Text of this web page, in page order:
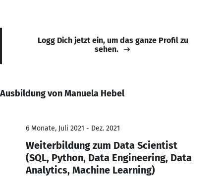
Logg Dich jetzt ein, um das ganze Profil zu
sehen.
Ausbildung von Manuela Hebel
6 Monate, Juli 2021 - Dez. 2021
Weiterbildung zum Data Scientist
(SQL, Python, Data Engineering, Data
Analytics, Machine Learning)